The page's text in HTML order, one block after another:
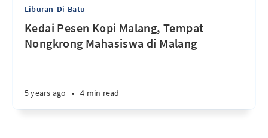
Liburan-Di-Batu
Kedai Pesen Kopi Malang, Tempat
Nongkrong Mahasiswa di Malang
5 years ago • 4 min read